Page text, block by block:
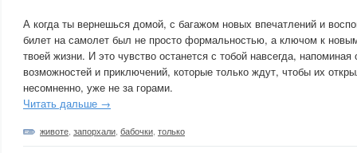
А когда ты вернешься домой, с багажом новых впечатлений и
билет на самолет был не просто формальностью, а ключом к
твоей жизни. И это чувство останется с тобой навсегда,
возможностей и приключений, которые только ждут, чтобы их
несомненно, уже не за горами.
Читать дальше →
животе запорхали бабочки только